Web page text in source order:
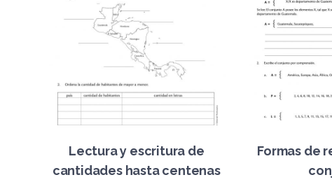
Lectura y escritura de
cantidades hasta centenas
Formas de